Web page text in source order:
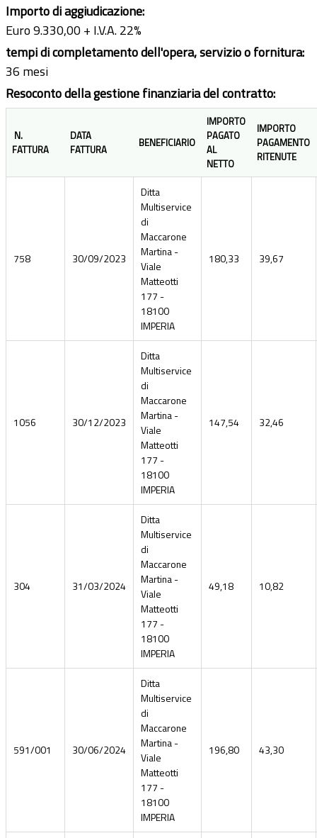
Importo di aggiudicazione:
Euro 9.330,00 + I.V.A. 22%
tempi di completamento dell'opera, servizio o fornitura:
36 mesi
Resoconto della gestione finanziaria del contratto:
N.
FATTURA
DATA
FATTURA
BENEFICIARIO
IMPORTO
PAGATO
AL
NETTO
IMPORTO
PAGAMENTO
RITENUTE
758 30/09/2023
Ditta
Multiservice
di
Maccarone
Martina -
Viale
Matteotti
177 -
18100
IMPERIA
180,33 39,67
1056 30/12/2023
Ditta
Multiservice
di
Maccarone
Martina -
Viale
Matteotti
177 -
18100
IMPERIA
147,54 32,46
304 31/03/2024
Ditta
Multiservice
di
Maccarone
Martina -
Viale
Matteotti
177 -
18100
IMPERIA
49,18 10,82
591/001 30/06/2024
Ditta
Multiservice
di
Maccarone
Martina -
Viale
Matteotti
177 -
18100
IMPERIA
196,80 43,30